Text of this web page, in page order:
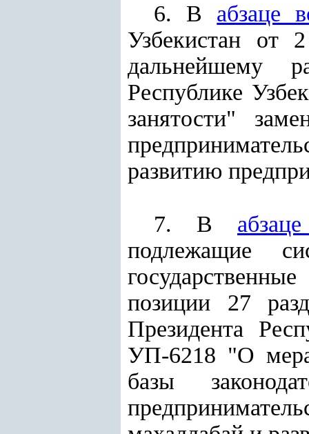
6. В абзаце
Узбекистан
дальнейшему
Республике
занятости"
развитию
7. В
подлежащие
позиции 27
Президента
УП-6218 "О
базы